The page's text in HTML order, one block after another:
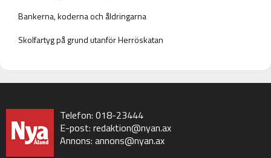
Bankerna, koderna och åldringarna
Skolfartyg på grund utanför Herröskatan
Telefon: 018-23444
E-post: redaktion@nyan.ax
Annons: annons@nyan.ax